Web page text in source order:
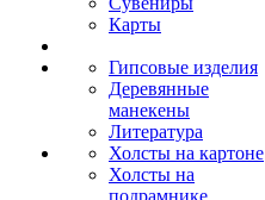
Карты
Гипсовые изделия
Деревянные
манекены
Литература
Холсты на картоне
Холсты на
подрамнике